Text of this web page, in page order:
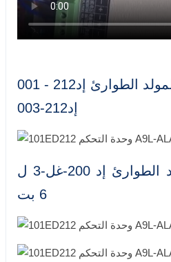
صندوق التحكم لمولد الطوارئ إد212 - 001
إد212-003
مربع التحكم من مولد الطوارئ إد 200-غل-3 ل
6 بت